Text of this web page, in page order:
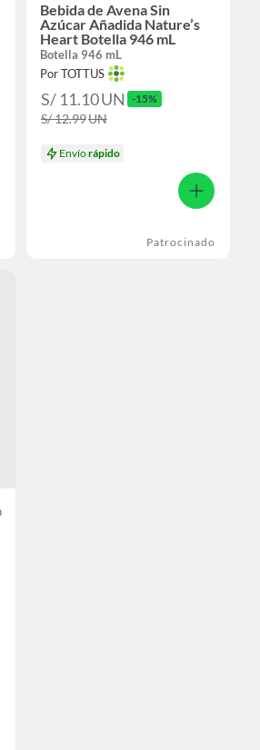
Bebida de Avena Sin
Azúcar Añadida Nature’s
Heart Botella 946 mL
Botella 946 mL
Por TOTTUS
S/ 11.10UN -15%
S/ 12.99UN
Envíorápido
Patrocinado